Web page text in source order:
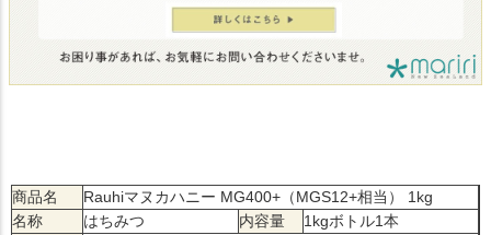
商品名
Rauhiマヌカハニー MG400+（MGS12+相当） 1kg
名称
はちみつ 内容量
1kgボトル1本